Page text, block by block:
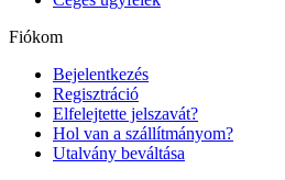
Fiókom
Bejelentkezés
Regisztráció
Elfelejtette jelszavát?
Hol van a szállítmányom?
Utalvány beváltása